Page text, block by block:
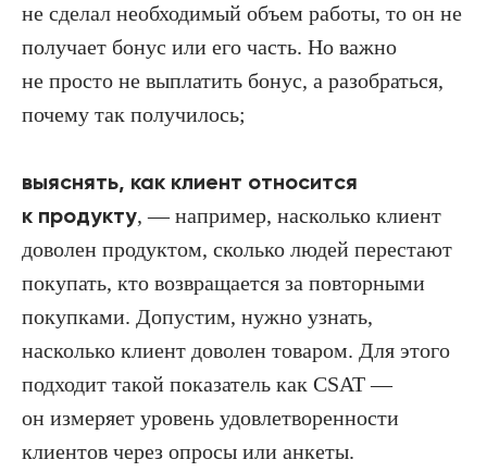
не сделал необходимый объем работы, то он не
получает бонус или его часть. Но важно
не просто не выплатить бонус, а разобраться,
почему так получилось;
выяснять, как клиент относится
к продукту, — например, насколько клиент
доволен продуктом, сколько людей перестают
покупать, кто возвращается за повторными
покупками. Допустим, нужно узнать,
насколько клиент доволен товаром. Для этого
подходит такой показатель как CSAT —
он измеряет уровень удовлетворенности
клиентов через опросы или анкеты.